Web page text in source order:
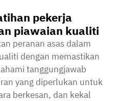
pekerja
piawaian kualiti
peranan asas dalam
dengan memastikan
tanggungjawab
yang diperlukan untuk
berkesan, dan kekal